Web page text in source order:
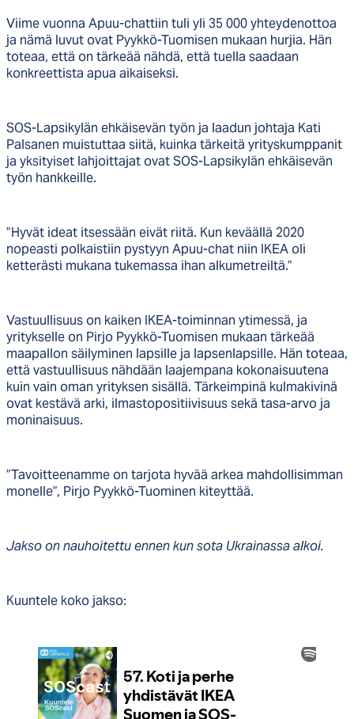
Viime vuonna Apuu-chattiin tuli yli 35 000 yhteydenottoa
ja nämä luvut ovat Pyykkö-Tuomisen mukaan hurjia. Hän
toteaa, että on tärkeää nähdä, että tuella saadaan
konkreettista apua aikaiseksi.
SOS-Lapsikylän ehkäisevän työn ja laadun johtaja Kati
Palsanen muistuttaa siitä, kuinka tärkeitä yrityskumppanit
ja yksityiset lahjoittajat ovat SOS-Lapsikylän ehkäisevän
työn hankkeille.
”Hyvät ideat itsessään eivät riitä. Kun keväällä 2020
nopeasti polkaistiin pystyyn Apuu-chat niin IKEA oli
ketterästi mukana tukemassa ihan alkumetreiltä.”
Vastuullisuus on kaiken IKEA-toiminnan ytimessä, ja
yritykselle on Pirjo Pyykkö-Tuomisen mukaan tärkeää
maapallon säilyminen lapsille ja lapsenlapsille. Hän toteaa,
että vastuullisuus nähdään laajempana kokonaisuutena
kuin vain oman yrityksen sisällä. Tärkeimpinä kulmakivinä
ovat kestävä arki, ilmastopositiivisuus sekä tasa-arvo ja
moninaisuus.
”Tavoitteenamme on tarjota hyvää arkea mahdollisimman
monelle”, Pirjo Pyykkö-Tuominen kiteyttää.
Jakso on nauhoitettu ennen kun sota Ukrainassa alkoi.
Kuuntele koko jakso: